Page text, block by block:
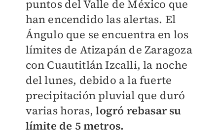
puntos del Valle de México que
han encendido las alertas. El
Ángulo que se encuentra en los
límites de Atizapán de Zaragoza
con Cuautitlán Izcalli, la noche
del lunes, debido a la fuerte
precipitación pluvial que duró
varias horas,logró rebasar su
límite de 5 metros.